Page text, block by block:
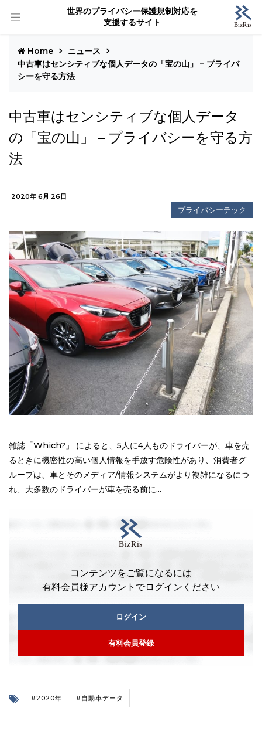
世界のプライバシー保護規制対応を
支援するサイト
Home
ニュース
中古車はセンシティブな個人データの「宝の山」 – プライバ
シーを守る方法
中古車はセンシティブな個人データ
の「宝の山」 – プライバシーを守る方
法
2020年 6月 26日
プライバシーテック
雑誌「Which?」 によると、5人に4人ものドライバーが、車を売
るときに機密性の高い個人情報を手放す危険性があり、消費者グ
ループは、車とそのメディア/情報システムがより複雑になるにつ
れ、大多数のドライバーが車を売る前に...
コンテンツをご覧になるには
有料会員様アカウントでログインください
ログイン
有料会員登録
#2020年 #自動車データ